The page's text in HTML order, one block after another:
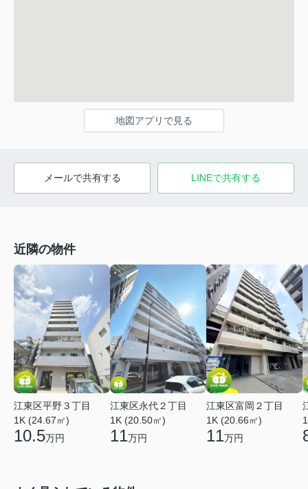
地図アプリで見る
メールで共有する LINEで共有する
近隣の物件
江東区平野３丁目
1K (24.67㎡)
10.5万円
江東区永代２丁目
1K (20.50㎡)
11万円
江東区富岡２丁目
1K (20.66㎡)
11万円